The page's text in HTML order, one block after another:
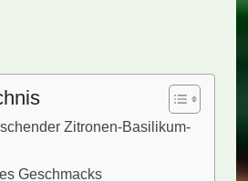
Zitronen-Basilikum-
Geschmacks